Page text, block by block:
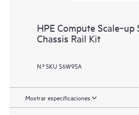
HPE Compute Scale‑up
Chassis Rail Kit
N.º SKU S6W95A
Mostrar especificaciones